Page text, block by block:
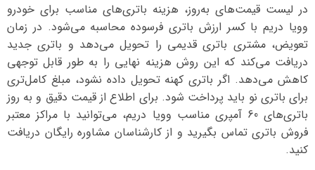
در لیست قیمت‌های به‌روز، هزینه باتری‌های مناسب برای خودرو
وویا دریم با کسر ارزش باتری فرسوده محاسبه می‌شود. در زمان
تعویض، مشتری باتری قدیمی را تحویل می‌دهد و باتری جدید
دریافت می‌کند که این روش هزینه نهایی را به طور قابل توجهی
کاهش می‌دهد. اگر باتری کهنه تحویل داده نشود، مبلغ کامل‌تری
برای باتری نو باید پرداخت شود. برای اطلاع از قیمت دقیق و به روز
باتری‌های 60 آمپری مناسب وویا دریم، می‌توانید با مراکز معتبر
فروش باتری تماس بگیرید و از کارشناسان مشاوره رایگان دریافت
کنید.